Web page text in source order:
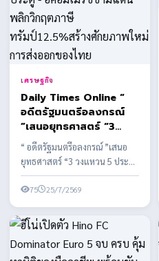
เศรษฐกิจ
Daily Times Online “
อดีตรัฐมนตรีอลงกรณ์
”เสนอยุทธศาสตร์ “3
วงแหวน 5 ประตู -
อีคอมเมิร์ซข้ามแดน”
พลิกวิกฤตภาษี
ทรัมป์12.5%สร้าง
ศักยภาพใหม่การส่งออก
“ อดีตรัฐมนตรีอลงกรณ์ ”เสนอ
ยุทธศาสตร์ “3 วงแหวน 5 ประตู -
อีคอมเมิร์ซข้ามแดน” พลิกวิกฤต
ภาษีทรัมป์12...
75 25/7/2569